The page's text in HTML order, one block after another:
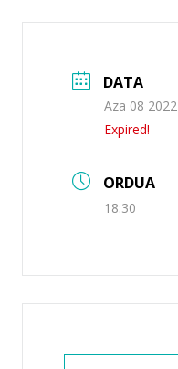
DATA
Aza 08 2022
Expired!
ORDUA
18:30